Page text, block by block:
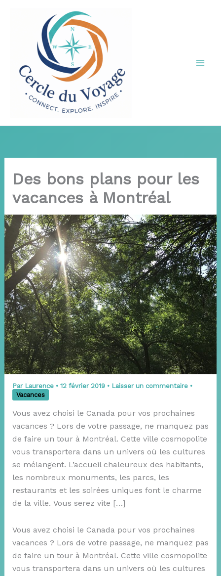
Des bons plans pour les
vacances à Montréal
Par Laurence • 12 février 2019 • Laisser un commentaire •
Vacances
Vous avez choisi le Canada pour vos prochaines
vacances ? Lors de votre passage, ne manquez pas
de faire un tour à Montréal. Cette ville cosmopolite
vous transportera dans un univers où les cultures
se mélangent. L’accueil chaleureux des habitants,
les nombreux monuments, les parcs, les
restaurants et les soirées uniques font le charme
de la ville. Vous serez vite […]
Vous avez choisi le Canada pour vos prochaines
vacances ? Lors de votre passage, ne manquez pas
de faire un tour à Montréal. Cette ville cosmopolite
vous transportera dans un univers où les cultures